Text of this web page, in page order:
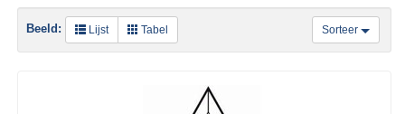
Sorteer
Beeld: Lijst Tabel